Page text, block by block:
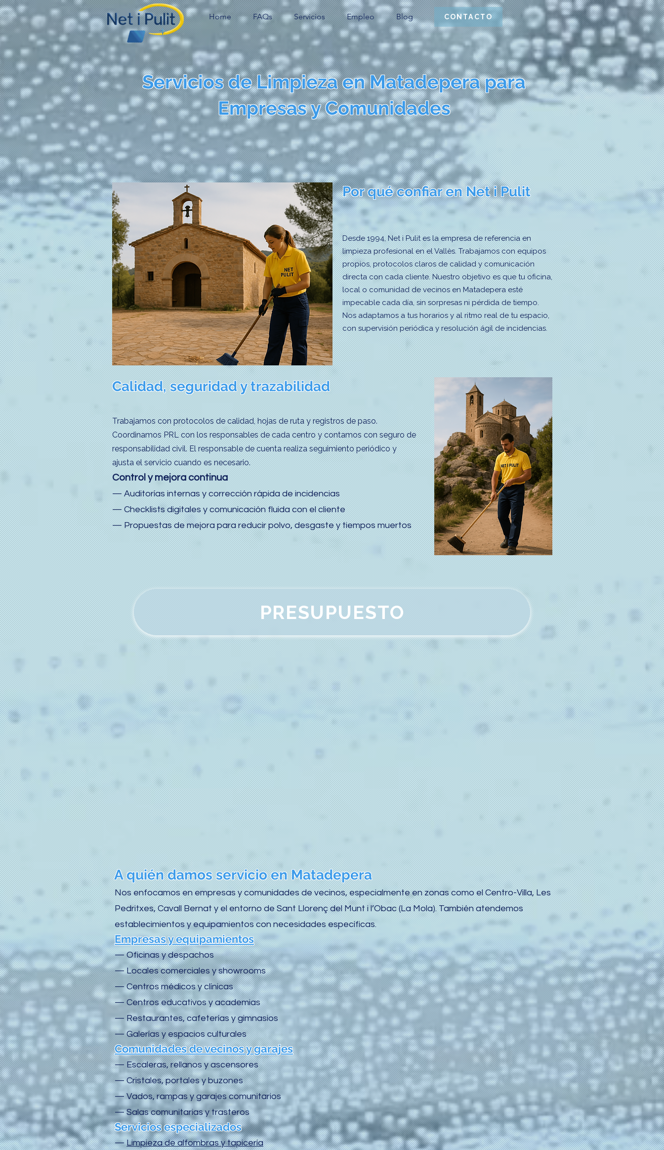
Home FAQs Servicios Empleo Blog CONTACTO
Servicios de Limpieza en Matadepera para
Empresas y Comunidades
Por qué confiar en Net i Pulit
Desde 1994, Net i Pulit es la empresa de referencia en
limpieza profesional en el Vallès. Trabajamos con equipos
propios, protocolos claros de calidad y comunicación
directa con cada cliente. Nuestro objetivo es que tu oficina,
local o comunidad de vecinos en Matadepera esté
impecable cada día, sin sorpresas ni pérdida de tiempo.
Nos adaptamos a tus horarios y al ritmo real de tu espacio,
con supervisión periódica y resolución ágil de incidencias.
Calidad, seguridad y trazabilidad
Trabajamos con protocolos de calidad, hojas de ruta y registros de paso.
Coordinamos PRL con los responsables de cada centro y contamos con seguro de
responsabilidad civil. El responsable de cuenta realiza seguimiento periódico y
ajusta el servicio cuando es necesario.
Control y mejora continua
— Auditorías internas y corrección rápida de incidencias
— Checklists digitales y comunicación fluida con el cliente
— Propuestas de mejora para reducir polvo, desgaste y tiempos muertos
PRESUPUESTO
A quién damos servicio en Matadepera
Nos enfocamos en empresas y comunidades de vecinos, especialmente en zonas como el Centro-Villa, Les
Pedritxes, Cavall Bernat y el entorno de Sant Llorenç del Munt i l’Obac (La Mola). También atendemos
establecimientos y equipamientos con necesidades específicas.
Empresas y equipamientos
— Oficinas y despachos
— Locales comerciales y showrooms
— Centros médicos y clínicas
— Centros educativos y academias
— Restaurantes, cafeterías y gimnasios
— Galerías y espacios culturales
Comunidades de vecinos y garajes
— Escaleras, rellanos y ascensores
— Cristales, portales y buzones
— Vados, rampas y garajes comunitarios
— Salas comunitarias y trasteros
Servicios especializados
—Limpieza de alfombras y tapicería